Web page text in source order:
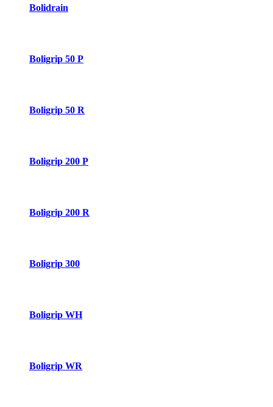
Bolidrain
Boligrip 50 P
Boligrip 50 R
Boligrip 200 P
Boligrip 200 R
Boligrip 300
Boligrip WH
Boligrip WR